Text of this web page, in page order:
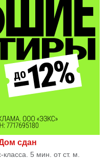
сдан
5 мин. от ст. м.